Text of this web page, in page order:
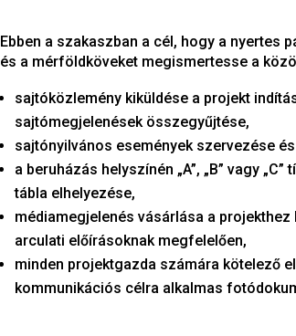
Ebben a szakaszban a cél, hogy a nyertes
és a mérföldköveket megismertesse a
sajtóközlemény kiküldése a projekt
sajtómegjelenések összegyűjtése,
sajtónyilvános események szervezése
a beruházás helyszínén „A”, „B” vagy
tábla elhelyezése,
médiamegjelenés vásárlása a
arculati előírásoknak megfelelően,
minden projektgazda számára kötelező
kommunikációs célra alkalmas